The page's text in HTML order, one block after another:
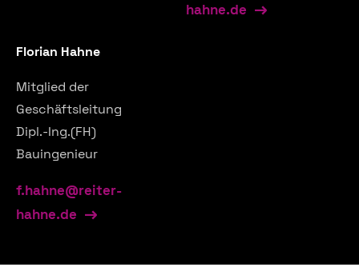
hahne.de
Florian Hahne
Mitglied der
Geschäftsleitung
Dipl.-Ing.(FH)
Bauingenieur
f.hahne@reiter-
hahne.de